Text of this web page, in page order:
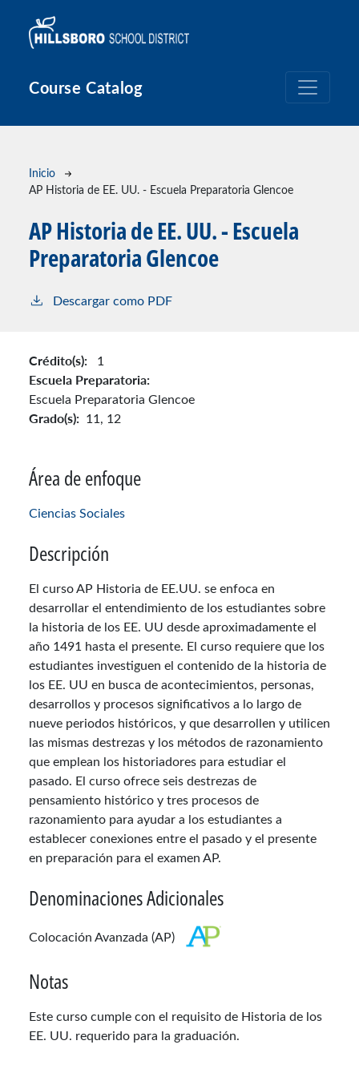
Course Catalog
Ruta de navegación
Inicio
AP Historia de EE. UU. - Escuela Preparatoria Glencoe
AP Historia de EE. UU. - Escuela
Preparatoria Glencoe
Descargar como PDF
Crédito(s): 1
Escuela Preparatoria:
Escuela Preparatoria Glencoe
Grado(s): 11, 12
Área de enfoque
Ciencias Sociales
Descripción
El curso AP Historia de EE.UU. se enfoca en
desarrollar el entendimiento de los estudiantes sobre
la historia de los EE. UU desde aproximadamente el
año 1491 hasta el presente. El curso requiere que los
estudiantes investiguen el contenido de la historia de
los EE. UU en busca de acontecimientos, personas,
desarrollos y procesos significativos a lo largo de
nueve periodos históricos, y que desarrollen y utilicen
las mismas destrezas y los métodos de razonamiento
que emplean los historiadores para estudiar el
pasado. El curso ofrece seis destrezas de
pensamiento histórico y tres procesos de
razonamiento para ayudar a los estudiantes a
establecer conexiones entre el pasado y el presente
en preparación para el examen AP.
Denominaciones Adicionales
Colocación Avanzada (AP)
Notas
Este curso cumple con el requisito de Historia de los
EE. UU. requerido para la graduación.